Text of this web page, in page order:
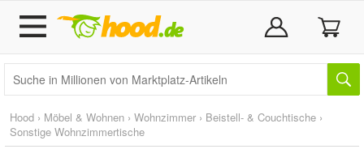
Hood › Möbel & Wohnen › Wohnzimmer › Beistell- & Couchtische ›
Sonstige Wohnzimmertische